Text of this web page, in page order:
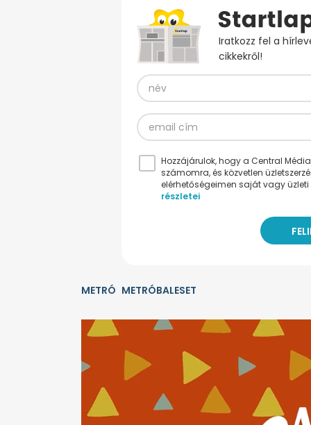
Iratkozz fel a
cikkekről!
Hozzájárulok, hogy a Central
számomra, és közvetlen
elérhetőségeimen saját vagy
részletei
METRÓ METRÓBALESET